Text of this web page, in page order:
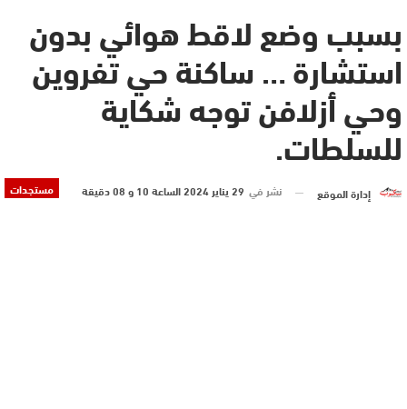
بسبب وضع لاقط هوائي بدون
استشارة … ساكنة حي تفروين
وحي أزلافن توجه شكاية
للسلطات.
مستجدات إدارة الموقع نشر في 29 يناير 2024 الساعة 10 و 08 دقيقة